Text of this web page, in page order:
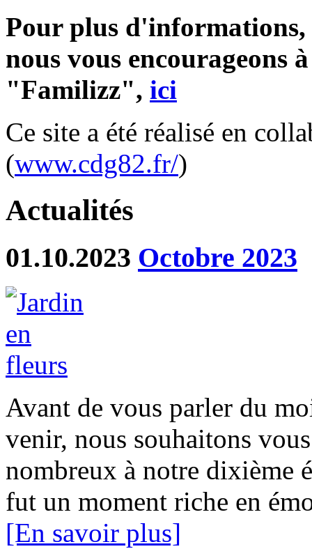
Pour plus d'informations,
nous vous encourageons
"Familizz", ici
Ce site a été réalisé en
(www.cdg82.fr/)
Actualités
01.10.2023 Octobre 2023
Avant de vous parler du
venir, nous souhaitons
nombreux à notre dixième
fut un moment riche en
[En savoir plus]